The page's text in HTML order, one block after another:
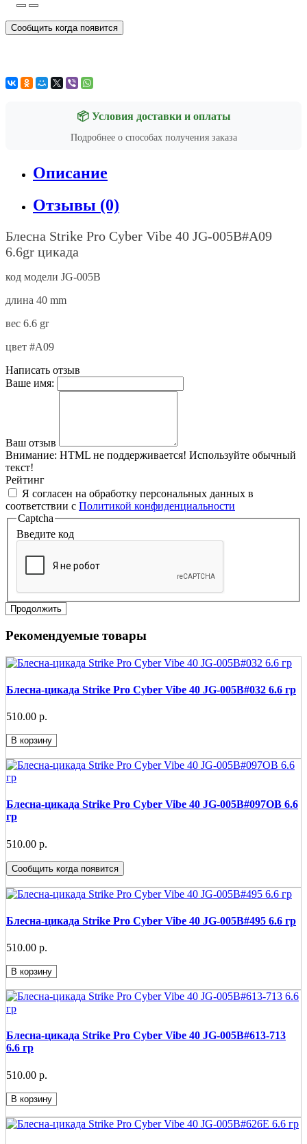
Сообщить когда появится
📦 Условия доставки и оплаты
Подробнее о способах получения заказа
Описание
Отзывы (0)
Блесна Strike Pro Cyber Vibe 40 JG-005B#A09
6.6gr цикада
код модели JG-005B
длина 40 mm
вес 6.6 gr
цвет #A09
Написать отзыв
Ваше имя:
Ваш отзыв
Внимание: HTML не поддерживается! Используйте обычный
текст!
Рейтинг
Я согласен на обработку персональных данных в
соответствии с Политикой конфиденциальности
Captcha
Введите код
Продолжить
Рекомендуемые товары
Блесна-цикада Strike Pro Cyber Vibe 40 JG-005B#032 6.6 гр
510.00 р.
В корзину
Блесна-цикада Strike Pro Cyber Vibe 40 JG-005B#097OB 6.6
гр
510.00 р.
Сообщить когда появится
Блесна-цикада Strike Pro Cyber Vibe 40 JG-005B#495 6.6 гр
510.00 р.
В корзину
Блесна-цикада Strike Pro Cyber Vibe 40 JG-005B#613-713
6.6 гр
510.00 р.
В корзину